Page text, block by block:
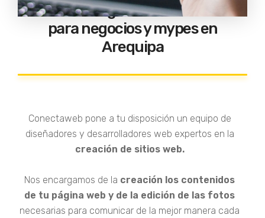
Creamos Páginas Web Efectivas
para negocios y mypes en
Arequipa
Conectaweb pone a tu disposición un equipo de
diseñadores y desarrolladores web expertos en la
creación de sitios web.
Nos encargamos de la creación los contenidos
de tu página web y de la edición de las fotos
necesarias para comunicar de la mejor manera cada